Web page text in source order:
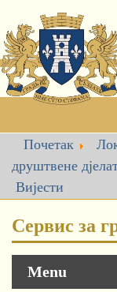
Почетак
друштвене
Вијести
Сервис за
Menu